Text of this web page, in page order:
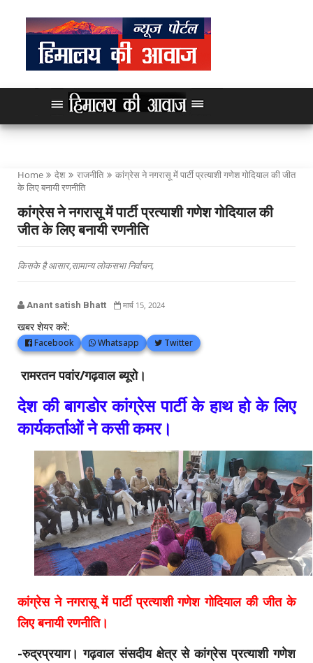
Home देश राजनीति
कांग्रेस ने नगरासू में पार्टी प्रत्याशी गणेश गोदियाल की जीत
के लिए बनायी रणनीति
कांग्रेस ने नगरासू में पार्टी प्रत्याशी गणेश गोदियाल की
जीत के लिए बनायी रणनीति
किसके है आसार,सामान्य लोकसभा निर्वाचन,
Anant satish Bhatt मार्च 15, 2024
खबर शेयर करें:
Facebook Whatsapp Twitter
रामरतन पवांर/गढ़वाल ब्यूरो।
देश की बागडोर कांग्रेस पार्टी के हाथ हो के लिए
कार्यकर्ताओं ने कसी कमर।
कांग्रेस ने नगरासू में पार्टी प्रत्याशी गणेश गोदियाल की जीत के
लिए बनायी रणनीति।
-रुद्रप्रयाग। गढ़वाल संसदीय क्षेत्र से कांग्रेस प्रत्याशी गणेश